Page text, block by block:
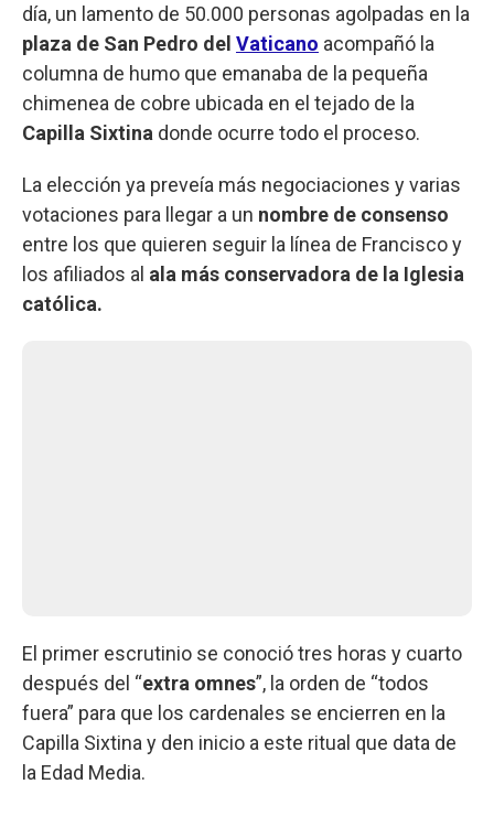
día, un lamento de 50.000 personas agolpadas en la
plaza de San Pedro del Vaticano acompañó la
columna de humo que emanaba de la pequeña
chimenea de cobre ubicada en el tejado de la
Capilla Sixtina donde ocurre todo el proceso.
La elección ya preveía más negociaciones y varias
votaciones para llegar a un nombre de consenso
entre los que quieren seguir la línea de Francisco y
los afiliados al ala más conservadora de la Iglesia
católica.
El primer escrutinio se conoció tres horas y cuarto
después del “extra omnes”, la orden de “todos
fuera” para que los cardenales se encierren en la
Capilla Sixtina y den inicio a este ritual que data de
la Edad Media.